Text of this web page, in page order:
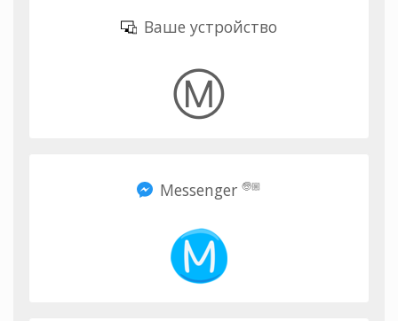
Ваше устройство
Ⓜ️
Messenger 🧓🏼